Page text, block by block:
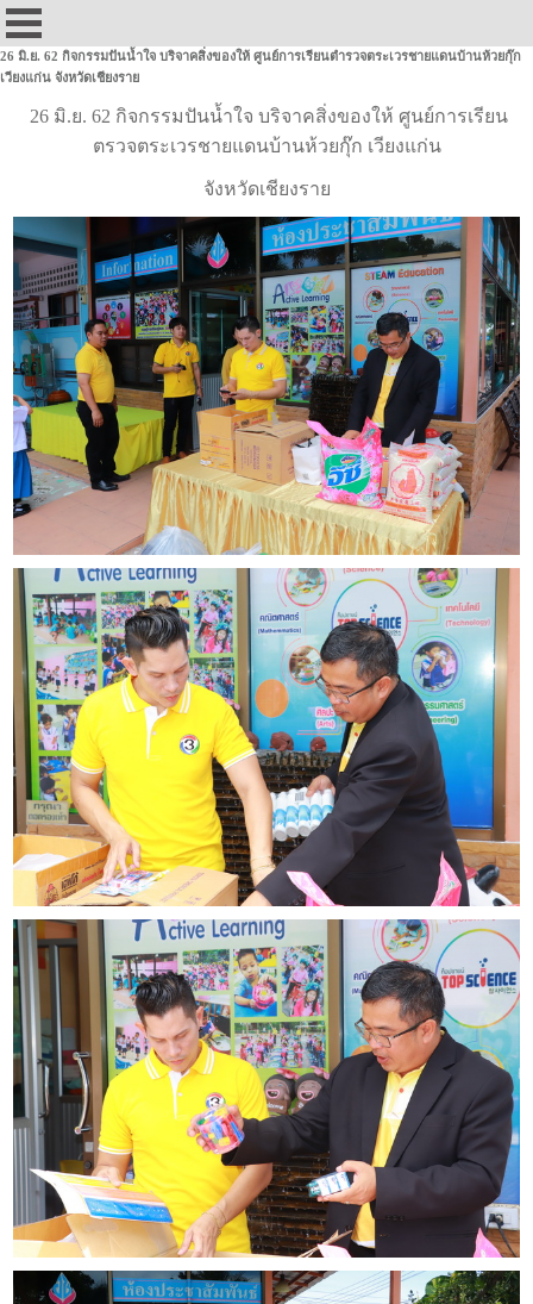
26 มิ.ย. 62 กิจกรรมปันน้ำใจ บริจาคสิ่งของให้ ศูนย์การเรียนตำรวจตระเวรชายแดนบ้านห้วยกุ๊ก
เวียงแก่น จังหวัดเชียงราย
26 มิ.ย. 62 กิจกรรมปันน้ำใจ บริจาคสิ่งของให้ ศูนย์การเรียน
ตรวจตระเวรชายแดนบ้านห้วยกุ๊ก เวียงแก่น
จังหวัดเชียงราย